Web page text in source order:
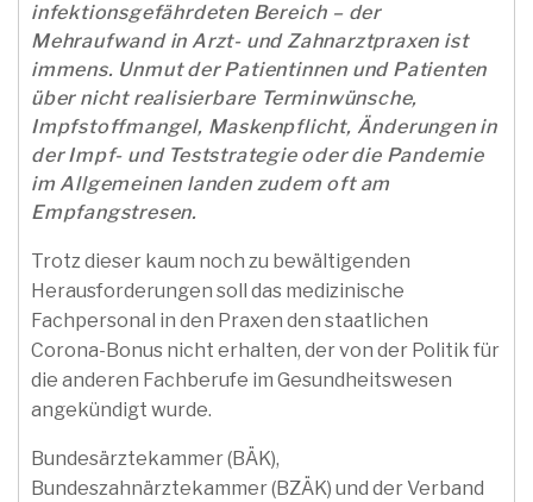
infektionsgefährdeten Bereich – der
Mehraufwand in Arzt- und Zahnarztpraxen ist
immens. Unmut der Patientinnen und Patienten
über nicht realisierbare Terminwünsche,
Impfstoffmangel, Maskenpflicht, Änderungen in
der Impf- und Teststrategie oder die Pandemie
im Allgemeinen landen zudem oft am
Empfangstresen.
Trotz dieser kaum noch zu bewältigenden
Herausforderungen soll das medizinische
Fachpersonal in den Praxen den staatlichen
Corona-Bonus nicht erhalten, der von der Politik für
die anderen Fachberufe im Gesundheitswesen
angekündigt wurde.
Bundesärztekammer (BÄK),
Bundeszahnärztekammer (BZÄK) und der Verband